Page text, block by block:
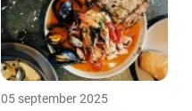
05 september 2025